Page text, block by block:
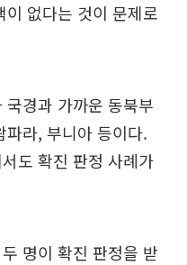
없다는 것이 문제로
경과 가까운 동북부
라, 부니아 등이다.
도 확진 판정 사례가
명이 확진 판정을 받